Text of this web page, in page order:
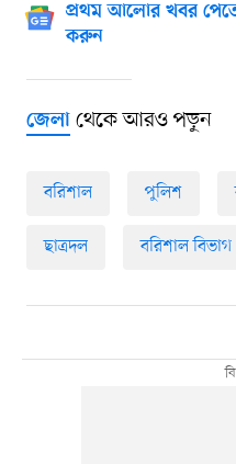
প্রথম আলোর খবর
করুন
জেলাথেকে আরও পড়ুন
বরিশাল পুলিশ
ছাত্রদল বরিশাল বিভাগ